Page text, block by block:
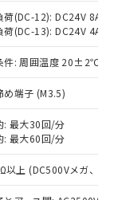
荷(DC-12): DC24V 8A/
荷(DC-13): DC24V 4A/
件: 周囲温度 20±2℃、
め端子 (M3.5)
: 最大30回/分
: 最大60回/分
以上 (DC500Vメガ、点
業取扱
価格
ので
もある
果は、
内デー
り、閲
よび標
質）の
認中の
で、有
として
などや
下、 カド
ビフェニル
RoHSの
RoHSの
。
へお問
カドミウ
、外国
商品
を輸出
、日本
引許
続きを